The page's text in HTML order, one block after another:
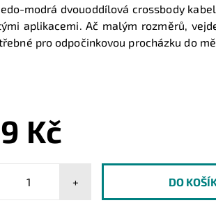
modrá dvouoddílová crossbody
aplikacemi. Ač malým rozměrů,
pro odpočinkovou procházku do
Kč
+